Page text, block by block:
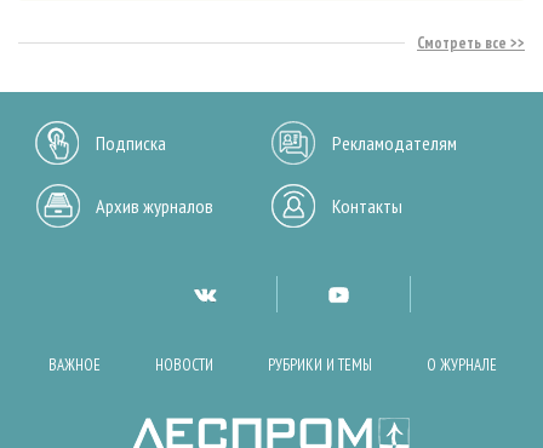
Смотреть все
Подписка Рекламодателям
Архив журналов Контакты
ВАЖНОЕ НОВОСТИ РУБРИКИ И ТЕМЫ О ЖУРНАЛЕ